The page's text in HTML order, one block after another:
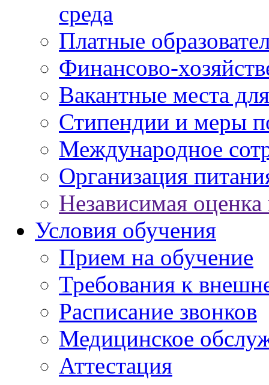
среда
Платные
Финансово-
Вакантные места
Стипендии и меры
Международное
Организация
Независимая оценка
Условия обучения
Прием на обучение
Требования к
Расписание звонков
Медицинское
Аттестация